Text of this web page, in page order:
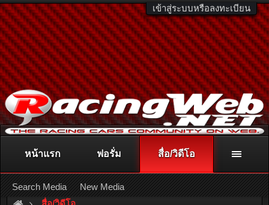
เข้าสู่ระบบหรือลงทะเบียน
ติดต่อลงโฆษณา racingweb@gmail.comหรือโทร. 081-811-1138
หรืออ่านรายละเอียดเพิ่มเติม คลิกที่นี่
หน้าแรก ฟอรั่ม สื่อ/วิดีโอ
Search Media New Media